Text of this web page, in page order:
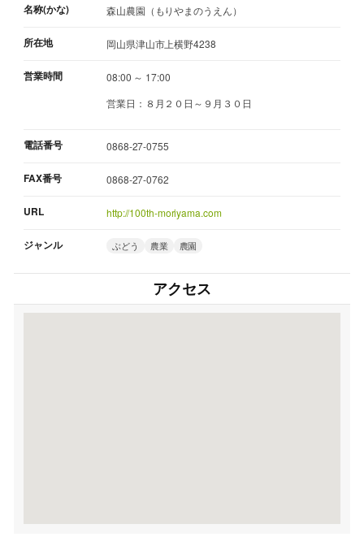
名称(かな) 森山農園（もりやまのうえん）
所在地 岡山県津山市上横野4238
営業時間
08:00 ～ 17:00
営業日：８月２０日～９月３０日
電話番号 0868-27-0755
FAX番号 0868-27-0762
URL http://100th-moriyama.com
ジャンル ぶどう 農業 農園
アクセス